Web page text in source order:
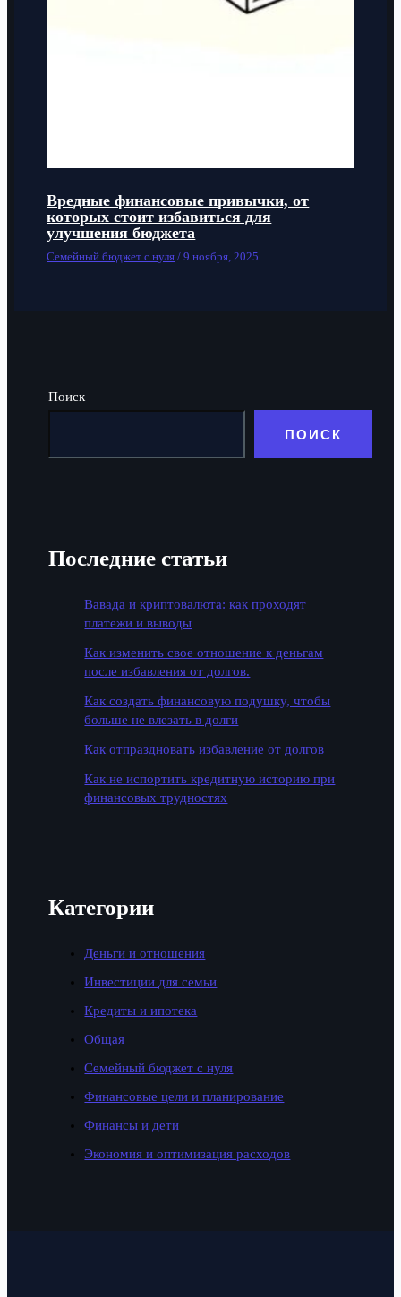
Вредные финансовые привычки, от
которых стоит избавиться для
улучшения бюджета
Семейный бюджет с нуля /9 ноября, 2025
Поиск
ПОИСК
Последние статьи
Вавада и криптовалюта: как проходят
платежи и выводы
Как изменить свое отношение к деньгам
после избавления от долгов.
Как создать финансовую подушку, чтобы
больше не влезать в долги
Как отпраздновать избавление от долгов
Как не испортить кредитную историю при
финансовых трудностях
Категории
Деньги и отношения
Инвестиции для семьи
Кредиты и ипотека
Общая
Семейный бюджет с нуля
Финансовые цели и планирование
Финансы и дети
Экономия и оптимизация расходов